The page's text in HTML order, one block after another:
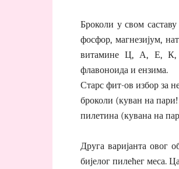
Броколи у свом
фосфор, магнезијум,
витамине Ц, А, Е, К,
флавоноида и ензима.
Старс фит-ов избор за
броколи (куван на
пилетина (кувана на
Друга варијанта овог
бијелог пилећег меса.